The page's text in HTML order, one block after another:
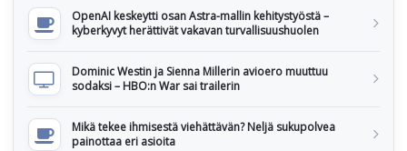
OpenAI keskeytti osan Astra-mallin kehitystyöstä –
kyberkyvyt herättivät vakavan turvallisuushuolen
Dominic Westin ja Sienna Millerin avioero muuttuu
sodaksi – HBO:n War sai trailerin
Mikä tekee ihmisestä viehättävän? Neljä sukupolvea
painottaa eri asioita